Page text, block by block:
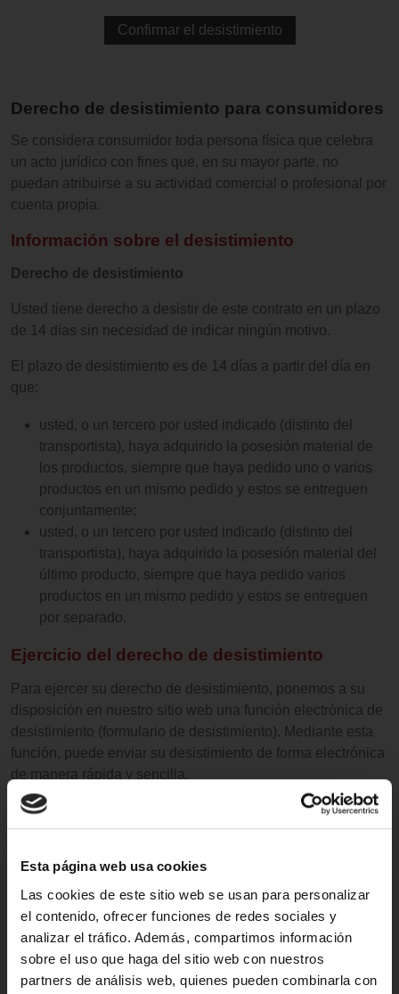
Esta página web usa cookies
Las cookies de este sitio web se usan para personalizar
el contenido, ofrecer funciones de redes sociales y
analizar el tráfico. Además, compartimos información
sobre el uso que haga del sitio web con nuestros
partners de análisis web, quienes pueden combinarla con
Derecho de desistimiento para consumidores
Se considera consumidor toda persona física que celebra
un acto jurídico con fines que, en su mayor parte, no
puedan atribuirse a su actividad comercial o profesional por
cuenta propia.
Información sobre el desistimiento
Derecho de desistimiento
Usted tiene derecho a desistir de este contrato en un plazo
de 14 días sin necesidad de indicar ningún motivo.
El plazo de desistimiento es de 14 días a partir del día en
que:
usted, o un tercero por usted indicado (distinto del
transportista), haya adquirido la posesión material de
los productos, siempre que haya pedido uno o varios
productos en un mismo pedido y estos se entreguen
conjuntamente;
usted, o un tercero por usted indicado (distinto del
transportista), haya adquirido la posesión material del
último producto, siempre que haya pedido varios
productos en un mismo pedido y estos se entreguen
por separado.
Ejercicio del derecho de desistimiento
Para ejercer su derecho de desistimiento, ponemos a su
disposición en nuestro sitio web una función electrónica de
desistimiento (formulario de desistimiento). Mediante esta
función, puede enviar su desistimiento de forma electrónica
de manera rápida y sencilla.
Una vez recibida su declaración de desistimiento, le
enviaremos a la mayor brevedad una confirmación por
Como alternativa, también puede comunicarnos su
desistimiento mediante una declaración clara (por ejemplo,
por carta o correo electrónico):
Ezee Products Ltd
Britannia House